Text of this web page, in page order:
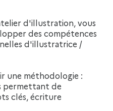
des compétences
d'illustratrice /
une méthodologie :
permettant de
clés, écriture